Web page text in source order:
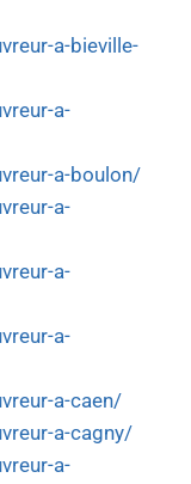
a-bieville-
a-
a-boulon/
a-
a-
a-
a-caen/
a-cagny/
a-